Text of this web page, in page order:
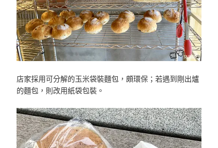
店家採用可分解的玉米袋裝麵包，頗環保；若遇到剛出爐
的麵包，則改用紙袋包裝。